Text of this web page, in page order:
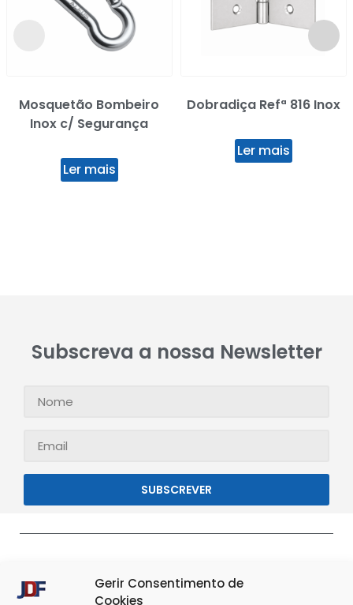
Gerir Consentimento de
Cookies
Mosquetão Bombeiro
Inox c/ Segurança
Ler mais
Dobradiça Refª 816 Inox
Ler mais
Subscreva a nossa Newsletter
SUBSCREVER